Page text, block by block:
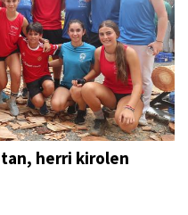
herri kirolen